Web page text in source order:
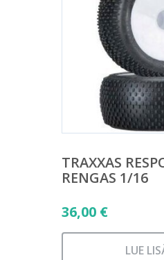
TRAXXAS
RENGAS 1/16
36,00 €
LUE